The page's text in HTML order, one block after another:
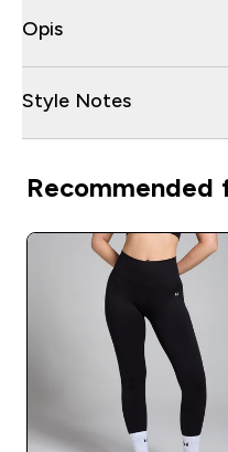
Opis
Style Notes
Recommended